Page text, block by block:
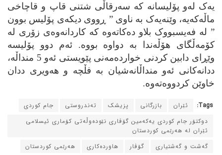
یه‌ک له‌و پۆلیسانه‌ که‌ سه‌رقاڵی شتنی قاپ و قاچاخی
ماڵه‌که‌یه‌، وێنه‌یه‌ک به‌ ناوی ” ڕووی دیکه‌ی پۆلیس بوون
” له‌ فه‌یسبووک بلاو ده‌کاته‌وه‌ که‌ کاردانه‌وه‌ی زۆری له‌
کۆمه‌ڵگای هۆڵه‌ندا به‌ دواوه‌ بووه‌. ئه‌م دوو پۆلیسه‌
وێڕای دابین کردنی خوارده‌مه‌نی پێویستی ئه‌و 5 منداڵه‌،
ددانه‌کانی ئه‌و منداڵانه‌شیان به‌ فڵچه‌ و هه‌ویری ددان
خاوێن کردووه‌ته‌وه‌.
Tags: ئێران بازرگانی پزیشک ته‌ندروستی
جام کوردی
دوکتۆر جام کوردی یه‌که‌مین گۆڤاری نێوده‌وڵه‌تی کۆماری ئیسلامی
ئێران له‌ هه‌رێمی کوردستان
گه‌شت و گه‌شتیاری
گۆڤار هاورده‌کاری
هه‌رێمی کوردستان